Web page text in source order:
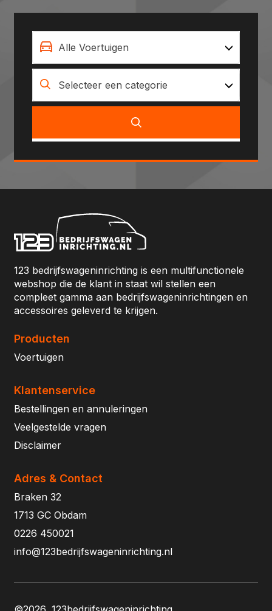
Alle Voertuigen
Selecteer een categorie
123 bedrijfswageninrichting is een multifunctionele
webshop die de klant in staat wil stellen een
compleet gamma aan bedrijfswageninrichtingen en
accessoires geleverd te krijgen.
Producten
Voertuigen
Klantenservice
Bestellingen en annuleringen
Veelgestelde vragen
Disclaimer
Adres & Contact
Braken 32
1713 GC Obdam
0226 450021
info@123bedrijfswageninrichting.nl